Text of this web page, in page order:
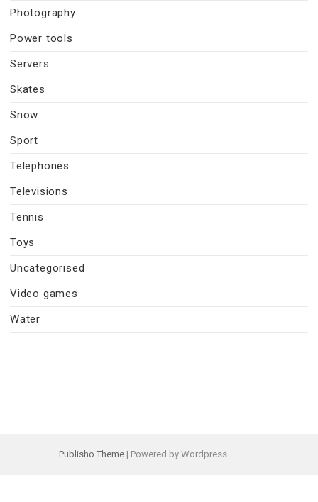
Photography
Power tools
Servers
Skates
Snow
Sport
Telephones
Televisions
Tennis
Toys
Uncategorised
Video games
Water
Publisho Theme | Powered by Wordpress